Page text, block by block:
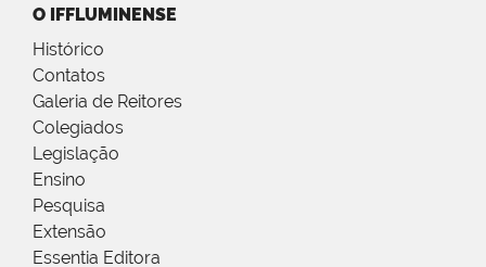
O IFFLUMINENSE
Histórico
Contatos
Galeria de Reitores
Colegiados
Legislação
Ensino
Pesquisa
Extensão
Essentia Editora